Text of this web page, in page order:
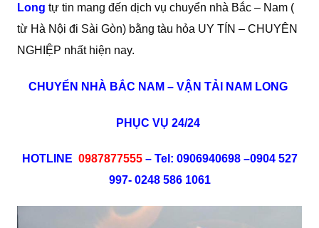
Long tự tin mang đến dịch vụ chuyển nhà Bắc – Nam (
từ Hà Nội đi Sài Gòn) bằng tàu hỏa UY TÍN – CHUYÊN
NGHIỆP nhất hiện nay.
CHUYỂN NHÀ BẮC NAM – VẬN TẢI NAM LONG
PHỤC VỤ 24/24
HOTLINE 0987877555– Tel: 0906940698 –0904 527
997- 0248 586 1061